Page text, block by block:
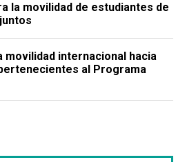
la movilidad de estudiantes de
movilidad internacional hacia
al Programa